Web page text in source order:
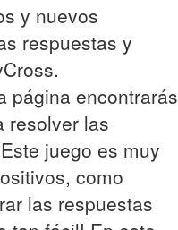
y nuevos
respuestas y
página encontrarás
resolver las
juego es muy
como
las respuestas